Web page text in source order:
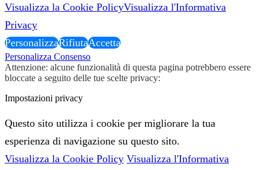
Visualizza la Cookie PolicyVisualizza l'Informativa
Privacy
PersonalizzaRifiutaAccetta
Personalizza Consenso
Attenzione: alcune funzionalità di questa pagina potrebbero essere
bloccate a seguito delle tue scelte privacy:
Impostazioni privacy
Questo sito utilizza i cookie per migliorare la tua
esperienza di navigazione su questo sito.
Visualizza la Cookie Policy Visualizza l'Informativa